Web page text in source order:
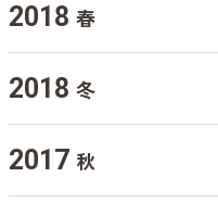
2018 春
2018 冬
2017 秋